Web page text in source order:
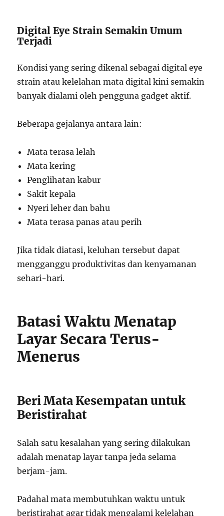
Digital Eye Strain Semakin Umum
Terjadi
Kondisi yang sering dikenal sebagai digital eye
strain atau kelelahan mata digital kini semakin
banyak dialami oleh pengguna gadget aktif.
Beberapa gejalanya antara lain:
Mata terasa lelah
Mata kering
Penglihatan kabur
Sakit kepala
Nyeri leher dan bahu
Mata terasa panas atau perih
Jika tidak diatasi, keluhan tersebut dapat
mengganggu produktivitas dan kenyamanan
sehari-hari.
Batasi Waktu Menatap
Layar Secara Terus-
Menerus
Beri Mata Kesempatan untuk
Beristirahat
Salah satu kesalahan yang sering dilakukan
adalah menatap layar tanpa jeda selama
berjam-jam.
Padahal mata membutuhkan waktu untuk
beristirahat agar tidak mengalami kelelahan